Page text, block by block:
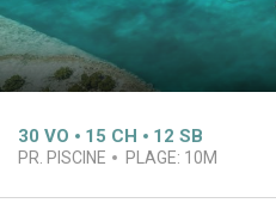
30 VO 15 CH 12 SB
PR. PISCINE PLAGE: 10M